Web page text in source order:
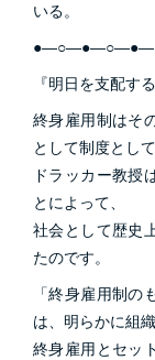
いる。
『明日を支配す
終身雇用制はそ
として制度とし
ドラッカー教授
とによって、
社会として歴史
たのです。
「終身雇用制
は、明らかに組
終身雇用とセッ